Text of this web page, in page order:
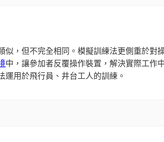
似，但不完全相同。模擬訓練法更側重於對
中，讓參加者反覆操作裝置，解決實際工作
運用於飛行員、井台工人的訓練。